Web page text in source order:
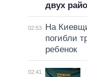
двух
02:53
На
погибли
ребенок
02:41